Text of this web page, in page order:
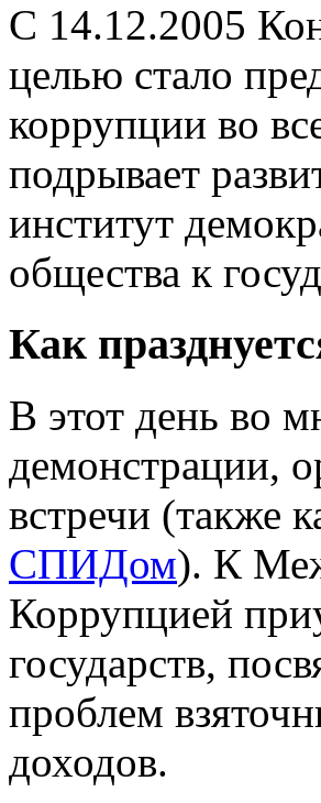
С 14.12.2005
целью стало
коррупции во
подрывает
институт
общества к
Как
В этот день во
демонстрации,
встречи (также
СПИДом). К
Коррупцией
государств,
проблем
доходов.